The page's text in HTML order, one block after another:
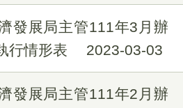
發展局主管111年3月辦
行情形表
2023-03-03
發展局主管111年2月辦